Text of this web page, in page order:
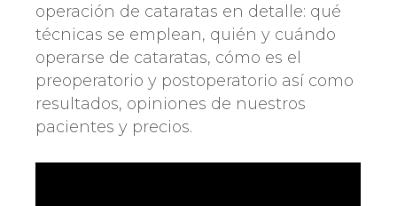
operación de cataratas en detalle: qué
técnicas se emplean, quién y cuándo
operarse de cataratas, cómo es el
preoperatorio y postoperatorio así como
resultados, opiniones de nuestros
pacientes y precios.